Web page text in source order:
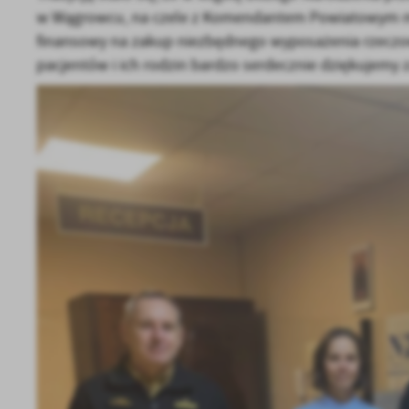
w Wągrowcu, na czele z Komendantem
finansowy na zakup niezbędnego wyposażenia
pacjentów i ich rodzin bardzo serdecznie dziękujemy